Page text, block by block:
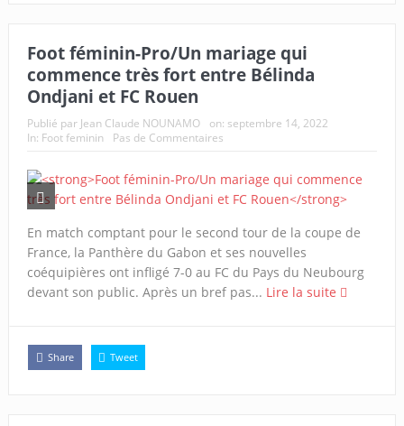
Foot féminin-Pro/Un mariage qui
commence très fort entre Bélinda
Ondjani et FC Rouen
Publié par Jean Claude NOUNAMO on: septembre 14, 2022
In: Foot feminin Pas de Commentaires
En match comptant pour le second tour de la coupe de
France, la Panthère du Gabon et ses nouvelles
coéquipières ont infligé 7-0 au FC du Pays du Neubourg
devant son public. Après un bref pas... Lire la suite
Share Tweet